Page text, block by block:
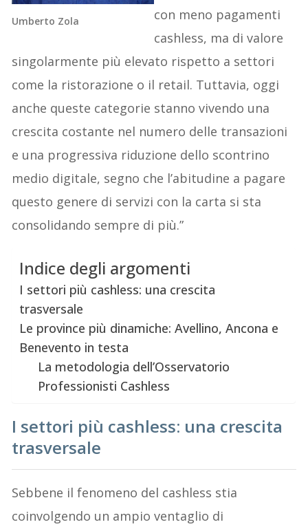
Umberto Zola
con meno pagamenti
cashless, ma di valore
singolarmente più elevato rispetto a settori
come la ristorazione o il retail. Tuttavia, oggi
anche queste categorie stanno vivendo una
crescita costante nel numero delle transazioni
e una progressiva riduzione dello scontrino
medio digitale, segno che l’abitudine a pagare
questo genere di servizi con la carta si sta
consolidando sempre di più.”
Indice degli argomenti
I settori più cashless: una crescita
trasversale
Le province più dinamiche: Avellino, Ancona e
Benevento in testa
La metodologia dell’Osservatorio
Professionisti Cashless
I settori più cashless: una crescita
trasversale
Sebbene il fenomeno del cashless stia
coinvolgendo un ampio ventaglio di